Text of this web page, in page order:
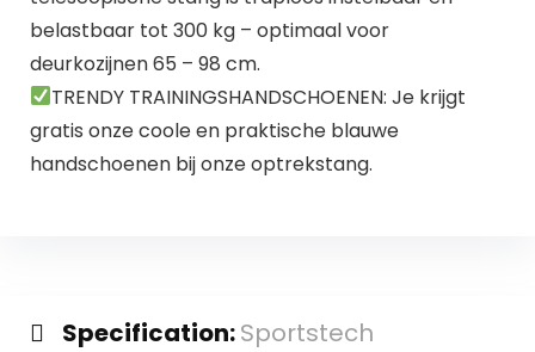
belastbaar tot 300 kg – optimaal voor
deurkozijnen 65 – 98 cm.
TRENDY TRAININGSHANDSCHOENEN: Je krijgt
gratis onze coole en praktische blauwe
handschoenen bij onze optrekstang.
Specification:Sportstech